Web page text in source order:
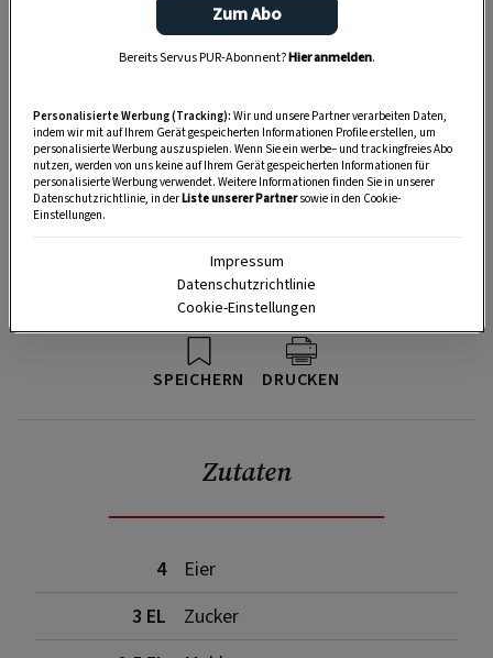
SPEICHERN DRUCKEN
Zutaten
4
Eier
3 EL
Zucker
Zum Abo
Bereits Servus PUR-Abonnent?Hier anmelden.
Personalisierte Werbung (Tracking): Wir und unsere Partner verarbeiten Daten,
indem wir mit auf Ihrem Gerät gespeicherten Informationen Profile erstellen, um
personalisierte Werbung auszuspielen. Wenn Sie ein werbe– und trackingfreies Abo
nutzen, werden von uns keine auf Ihrem Gerät gespeicherten Informationen für
personalisierte Werbung verwendet. Weitere Informationen finden Sie in unserer
Datenschutzrichtlinie, in derListe unserer Partnersowie in den Cookie-
Einstellungen.
Impressum
Datenschutzrichtlinie
Cookie-Einstellungen